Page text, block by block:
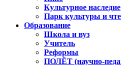
Культурное наследие
Парк культуры и
Образование
Школа и вуз
Учитель
Реформы
ПОЛЁТ (научно-